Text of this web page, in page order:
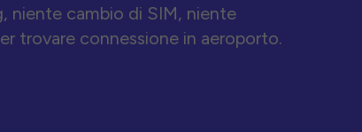
niente cambio di SIM, niente
trovare connessione in aeroporto.